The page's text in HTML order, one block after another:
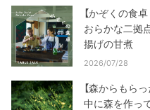
【かぞくの食
おらかな二拠
揚げの甘煮
2026/07/28
【森からもら
中に森を作っ